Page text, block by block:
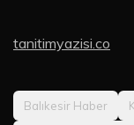
tanitimyazisi.co
Balıkesir Haber